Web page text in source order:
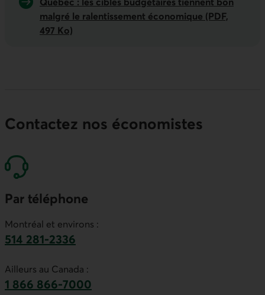
malgré le ralentissement économique (PDF,
497 Ko)
Contactez nos économistes
Par téléphone
Montréal et environs :
514 281-2336
Ailleurs au Canada :
1 866 866-7000